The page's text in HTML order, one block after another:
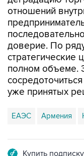
доверие. По
стратегические
полном объеме.
уже принятых
ЕАЭС Армения
Подписаться на